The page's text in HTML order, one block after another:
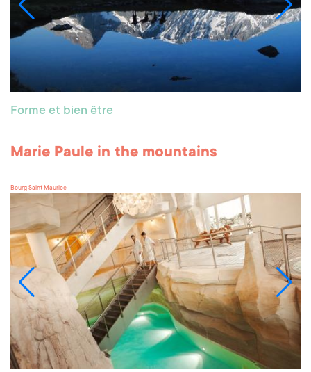
Forme et bien être
Marie Paule in the mountains
Bourg Saint Maurice